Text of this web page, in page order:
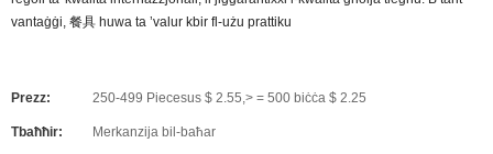
vantaġġi, 餐具 huwa ta ’valur kbir fl-użu prattiku
Prezz: 250-499 Piecesus $ 2.55,> = 500 biċċa $ 2.25
Tbaħħir: Merkanzija bil-baħar